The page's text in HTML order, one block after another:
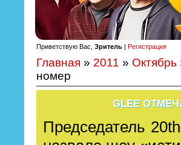
Приветствую Вас, Зритель | Регистрация
Главная » 2011 » Октябрь
номер
GLEE
Председатель